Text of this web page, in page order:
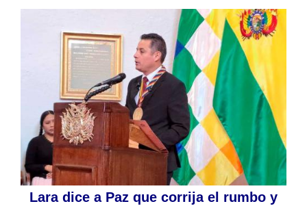
Lara dice a Paz que corrija el rumbo y